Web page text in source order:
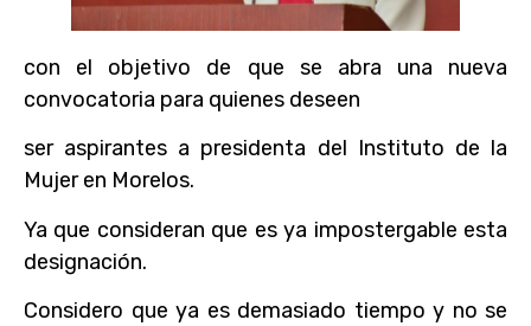
con el objetivo de que se abra una nueva
convocatoria para quienes deseen
ser aspirantes a presidenta del Instituto de la
Mujer en Morelos.
Ya que consideran que es ya impostergable esta
designación.
Considero que ya es demasiado tiempo y no se